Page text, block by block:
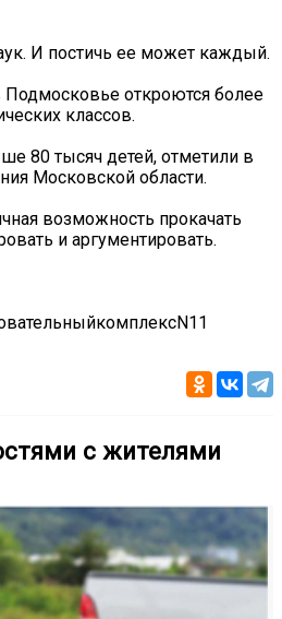
И постичь ее может каждый.
откроются более
классов.
80 тысяч детей, отметили в
Московской области.
возможность прокачать
и аргументировать.
с жителями